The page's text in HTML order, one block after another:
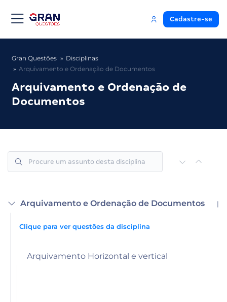
Cadastre-se
Gran Questões
Disciplinas
Arquivamento e Ordenação de Documentos
Arquivamento e Ordenação de
Documentos
Arquivamento e Ordenação de Documentos |
Clique para ver questões da disciplina
Arquivamento Horizontal e vertical